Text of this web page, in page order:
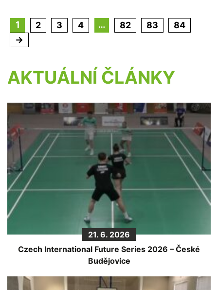
1 2 3 4 … 82 83
84
→
AKTUÁLNÍ ČLÁNKY
21. 6. 2026
Czech International Future Series 2026 – České
Budějovice